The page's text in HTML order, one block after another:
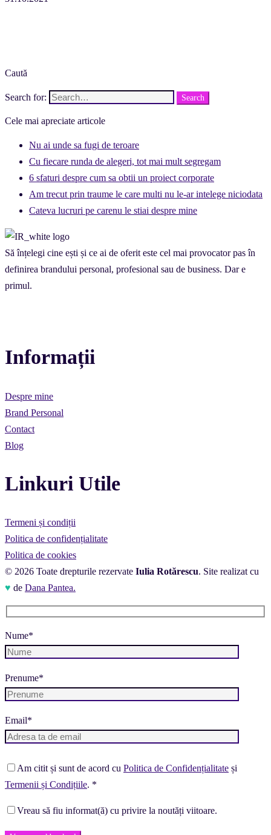
Caută
Search for: Search
Cele mai apreciate articole
Nu ai unde sa fugi de teroare
Cu fiecare runda de alegeri, tot mai mult segregam
6 sfaturi despre cum sa obtii un proiect corporate
Am trecut prin traume le care multi nu le-ar intelege niciodata
Cateva lucruri pe carenu le stiai despre mine
Să înțelegi cine ești și ce ai de oferit este cel mai provocator pas în
definirea brandului personal, profesional sau de business. Dar e
primul.
Informații
Despre mine
Brand Personal
Contact
Blog
Linkuri Utile
Termeni și condiții
Politica de confidențialitate
Politica de cookies
© 2026 Toate drepturile rezervate Iulia Rotărescu. Site realizat cu
♥ de Dana Pantea.
Nume*
Prenume*
Email*
Am citit și sunt de acord cu Politica de Confidențialitate și
Termenii și Condițiile. *
Vreau să fiu informat(ă) cu privire la noutăți viitoare.